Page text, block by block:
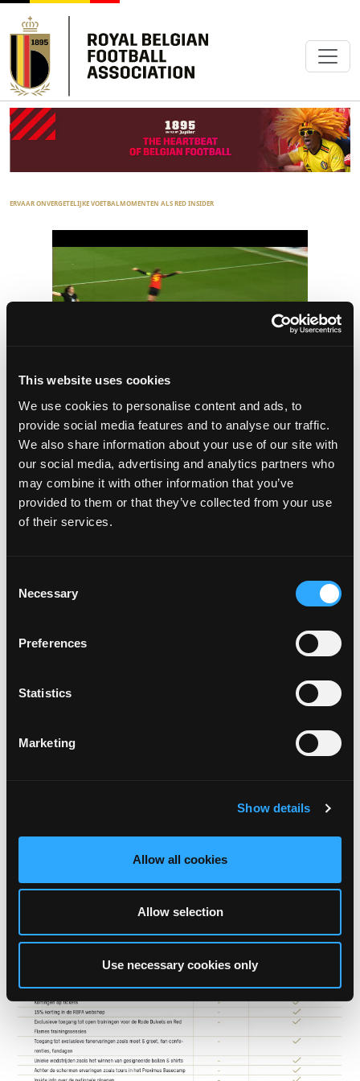
This website uses cookies
We use cookies to personalise content and ads, to
provide social media features and to analyse our traffic.
We also share information about your use of our site with
our social media, advertising and analytics partners who
may combine it with other information that you’ve
provided to them or that they’ve collected from your use
of their services.
Selection
Necessary
Preferences
Statistics
Marketing
Show details
Allow all cookies
Allow selection
Use necessary cookies only
ERVAAR ONVERGETELIJKE VOETBALMOMENTEN ALS RED INSIDER
LID WORDEN
DE 1895 OFFICIAL BELGIAN FAN CLUB
1895 is de officiële fanclub van de Rode Duivels & Red
Flames. De 1895 Official Belgian Fan Club verenigt alle
fans van het Belgisch voetbal in één grote familie: de
voetbal viert en elke stap van onze teams volgt. Word
lid voor slechts 25€ per jaar.
WORD RED INSIDER